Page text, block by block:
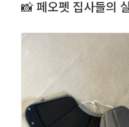
📸 페오펫 집사들의